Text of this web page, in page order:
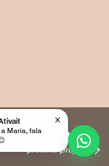
próximo projeto
×
a Maria, fala